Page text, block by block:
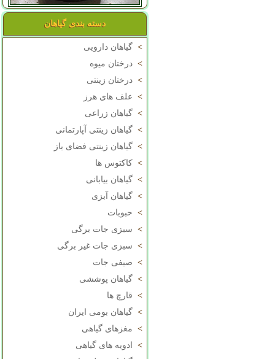
دسته بندی گیاهان
> گیاهان دارویی
> درختان میوه
> درختان زینتی
> علف های هرز
> گیاهان زراعی
> گیاهان زینتی آپارتمانی
> گیاهان زینتی فضای باز
> کاکتوس ها
> گیاهان بیابانی
> گیاهان آبزی
> حبوبات
> سبزی جات برگی
> سبزی جات غیر برگی
> صیفی جات
> گیاهان پوششی
> قارچ ها
> گیاهان بومی ایران
> مغزهای گیاهی
>
ادویه های گیاهی